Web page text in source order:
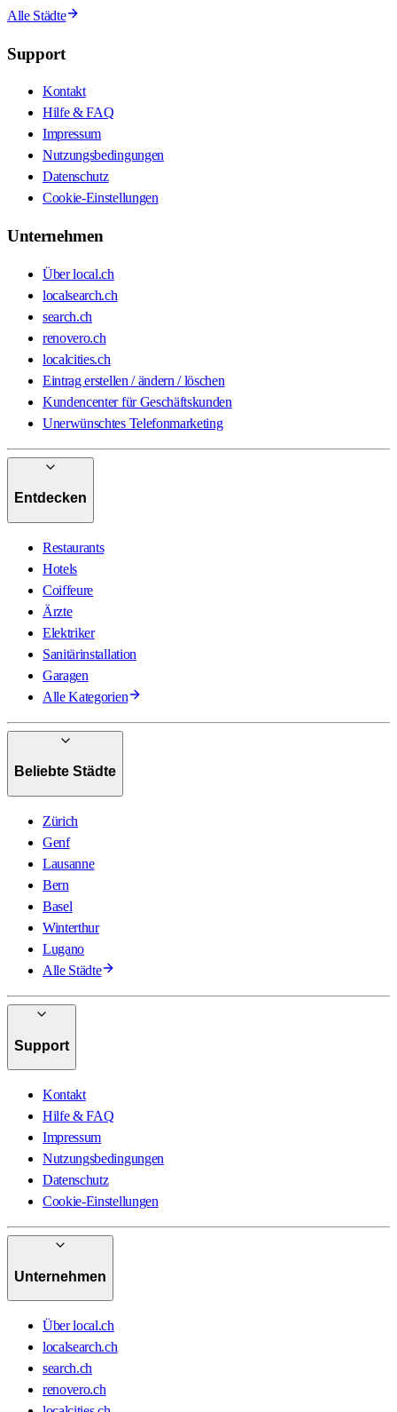
Alle Städte
Support
Kontakt
Hilfe & FAQ
Impressum
Nutzungsbedingungen
Datenschutz
Cookie-Einstellungen
Unternehmen
Über local.ch
localsearch.ch
search.ch
renovero.ch
localcities.ch
Eintrag erstellen / ändern / löschen
Kundencenter für Geschäftskunden
Unerwünschtes Telefonmarketing
Entdecken
Restaurants
Hotels
Coiffeure
Ärzte
Elektriker
Sanitärinstallation
Garagen
Alle Kategorien
Beliebte Städte
Zürich
Genf
Lausanne
Bern
Basel
Winterthur
Lugano
Alle Städte
Support
Kontakt
Hilfe & FAQ
Impressum
Nutzungsbedingungen
Datenschutz
Cookie-Einstellungen
Unternehmen
Über local.ch
localsearch.ch
search.ch
renovero.ch